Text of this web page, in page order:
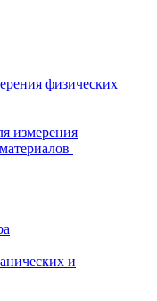
физических
измерения
и